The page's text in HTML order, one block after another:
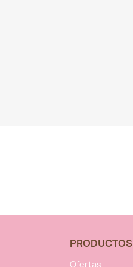
PRODUCTOS
Ofertas